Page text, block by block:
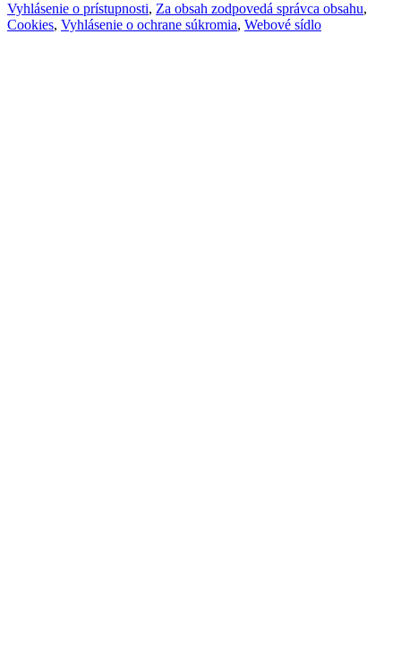
Vyhlásenie o prístupnosti, Za obsah zodpovedá správca obsahu,
Cookies, Vyhlásenie o ochrane súkromia, Webové sídlo